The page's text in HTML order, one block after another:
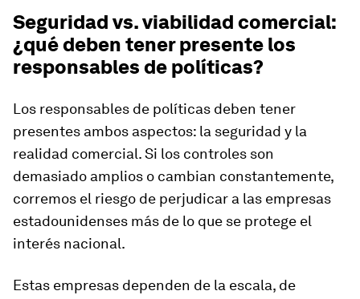
Seguridad vs. viabilidad comercial:
¿qué deben tener presente los
responsables de políticas?
Los responsables de políticas deben tener
presentes ambos aspectos: la seguridad y la
realidad comercial. Si los controles son
demasiado amplios o cambian constantemente,
corremos el riesgo de perjudicar a las empresas
estadounidenses más de lo que se protege el
interés nacional.
Estas empresas dependen de la escala, de